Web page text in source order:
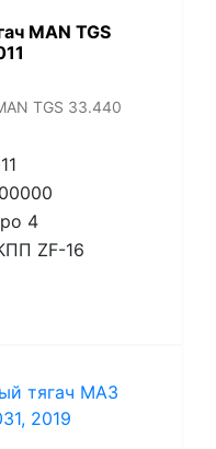
MAN TGS
TGS 33.440
4
ZF-16